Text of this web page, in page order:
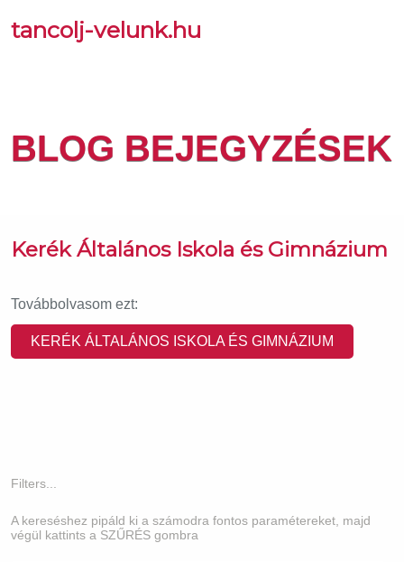
tancolj-velunk.hu
BLOG BEJEGYZÉSEK
Kerék Általános Iskola és Gimnázium
Továbbolvasom ezt:
KERÉK ÁLTALÁNOS ISKOLA ÉS GIMNÁZIUM
Filters...
A kereséshez pipáld ki a számodra fontos paramétereket, majd
végül kattints a SZŰRÉS gombra